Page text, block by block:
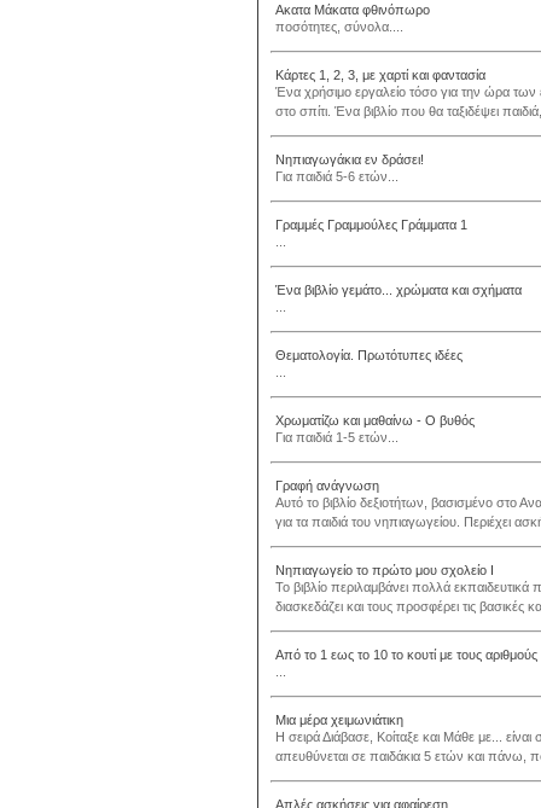
Ακατα Μάκατα φθινόπωρο
ποσότητες, σύνολα....
Κάρτες 1, 2, 3, με χαρτί και φαντασία
Ένα χρήσιμο εργαλείο τόσο για την ώρα των
στο σπίτι. Ένα βιβλίο που θα ταξιδέψει
Νηπιαγωγάκια εν δράσει!
Για παιδιά 5-6 ετών...
Γραμμές Γραμμούλες Γράμματα 1
Ένα βιβλίο γεμάτο... χρώματα και σχήματα
Θεματολογία. Πρωτότυπες ιδέες
Χρωματίζω και μαθαίνω - Ο βυθός
Για παιδιά 1-5 ετών...
Γραφή ανάγνωση
Αυτό το βιβλίο δεξιοτήτων, βασισμένο στο
για τα παιδιά του νηπιαγωγείου. Περιέχει
Νηπιαγωγείο το πρώτο μου σχολείο Ι
Το βιβλίο περιλαμβάνει πολλά
διασκεδάζει και τους προσφέρει τις
Από το 1 εως το 10 το κουτί με τους αριθμούς
Μια μέρα χειμωνιάτικη
Η σειρά Διάβασε, Κοίταξε και Μάθε με...
απευθύνεται σε παιδάκια 5 ετών και πάνω,
Απλές ασκήσεις για αφαίρεση